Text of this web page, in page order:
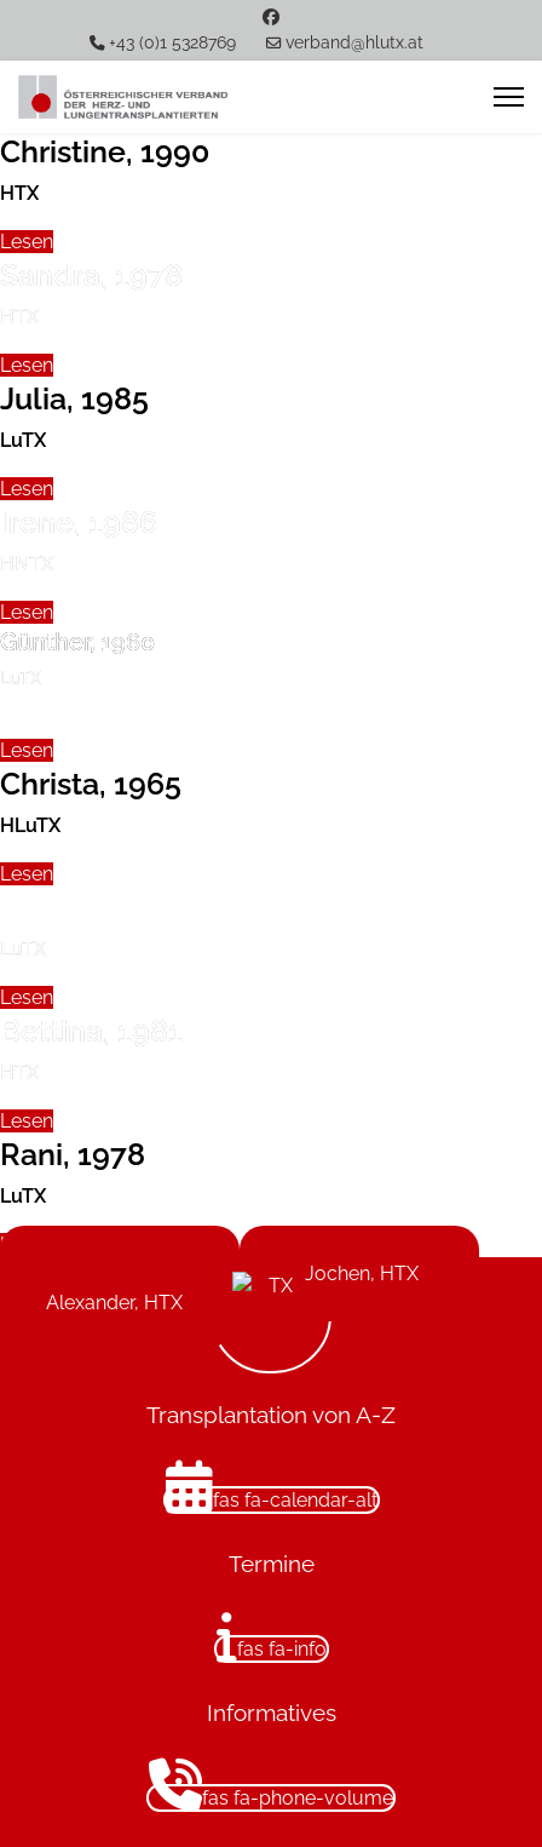
+43 (0)1 5328769 verband@hlutx.at
Christine, 1990
HTX
Lesen
Sandra, 1978
HTX
Lesen
Julia, 1985
LuTX
Lesen
Irene, 1986
HNTX
Lesen
Günther, 1960
LuTX
Lesen
Christa, 1965
HLuTX
Lesen
LuTX
Lesen
Bettina, 1981
HTX
Lesen
Rani, 1978
LuTX
Lesen
Jochen, HTX
Alexander, HTX
Transplantation von A-Z
fas fa-calendar-alt
Termine
fas fa-info
Informatives
fas fa-phone-volume